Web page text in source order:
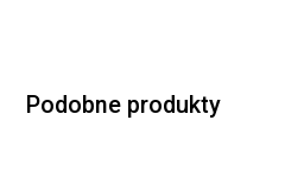
Podobne produkty